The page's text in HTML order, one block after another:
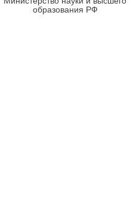
образования РФ